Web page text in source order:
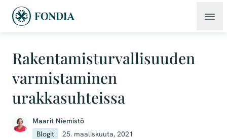
Rakentamisturvallisuuden
varmistaminen
urakkasuhteissa
Maarit Niemistö
Blogit
25. maaliskuuta, 2021